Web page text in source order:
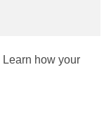
Learn how your